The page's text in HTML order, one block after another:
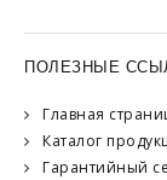
ПОЛЕЗНЫЕ
Главная
Каталог
Гарантийный